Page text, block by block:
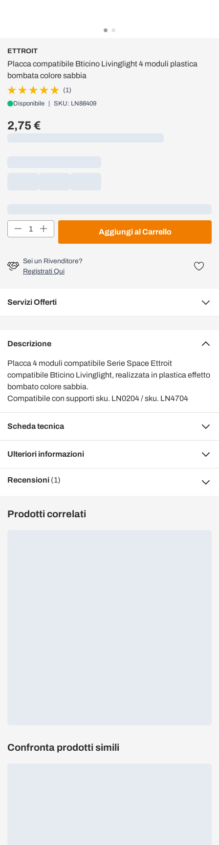
ETTROIT
Placca compatibile Bticino Livinglight 4 moduli plastica
bombata colore sabbia
(1)
Disponibile SKU: LN88409
2,75 €
Quantità
Aggiungi al Carrello
Sei un Rivenditore?
Registrati Qui
Servizi Offerti
Descrizione
Placca 4 moduli compatibile Serie Space Ettroit
compatibile Bticino Livinglight, realizzata in plastica effetto
bombato colore sabbia.
Compatibile con supporti sku. LN0204 / sku. LN4704
Scheda tecnica
Ulteriori informazioni
Recensioni (1)
Prodotti correlati
Confronta prodotti simili